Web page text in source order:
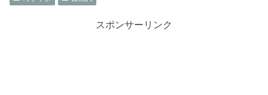
スポンサーリンク